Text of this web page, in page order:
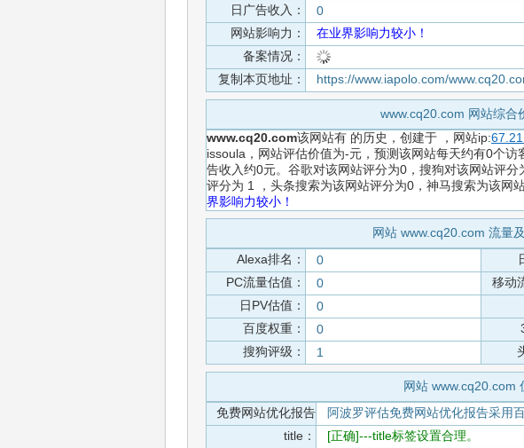
日广告收入：
0
网站影响力：
在业界影响力较小！
备案情况：
复制本页地址：
https://www.iapolo.com/
www.cq20.com 网站综合
www.cq20.com该网站有 的历史，创建于 ，网站ip:
issoula，网站评估价值为-元，预测该网站每天约有0个
告收入约0元。谷歌对该网站评分为0，搜狗对该网站评
评分为 1 ，头条搜索为该网站评分为0，神马搜索为该网
界影响力较小！
网站 www.cq20.com 流量
Alexa排名：
0
PC流量估值：
0 移动
日PV估值：
0
百度权重：
0
搜狗评级：
1
网站 www.cq20.com
免费网站优化报告
阿波罗评估免费网站优化报告采用
title：
[正确]---title标签设置合理。